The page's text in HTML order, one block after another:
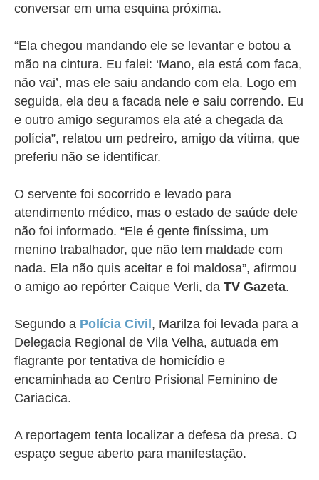
conversar em uma esquina próxima.
“Ela chegou mandando ele se levantar e botou a
mão na cintura. Eu falei: ‘Mano, ela está com faca,
não vai’, mas ele saiu andando com ela. Logo em
seguida, ela deu a facada nele e saiu correndo. Eu
e outro amigo seguramos ela até a chegada da
polícia”, relatou um pedreiro, amigo da vítima, que
preferiu não se identificar.
O servente foi socorrido e levado para
atendimento médico, mas o estado de saúde dele
não foi informado. “Ele é gente finíssima, um
menino trabalhador, que não tem maldade com
nada. Ela não quis aceitar e foi maldosa”, afirmou
o amigo ao repórter Caique Verli, da TV Gazeta.
Segundo a Polícia Civil , Marilza foi levada para a
Delegacia Regional de Vila Velha, autuada em
flagrante por tentativa de homicídio e
encaminhada ao Centro Prisional Feminino de
Cariacica.
A reportagem tenta localizar a defesa da presa. O
espaço segue aberto para manifestação.